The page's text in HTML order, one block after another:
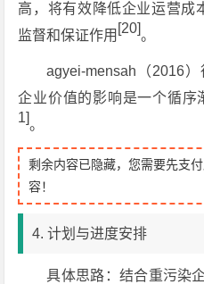
高，将有效降低企业运营成
监督和保证作用 [20]。
agyei-mensah（2016
企业价值的影响是一个循序
1]。
剩余内容已隐藏，您需要先支
容！
4. 计划与进度安排
具体思路：结合重污染